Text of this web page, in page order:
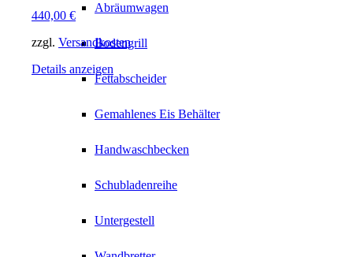
Abräumwagen
Bodengrill
Fettabscheider
Gemahlenes Eis Behälter
Handwaschbecken
Schubladenreihe
Untergestell
440,00 €
zzgl. Versandkosten
Details anzeigen